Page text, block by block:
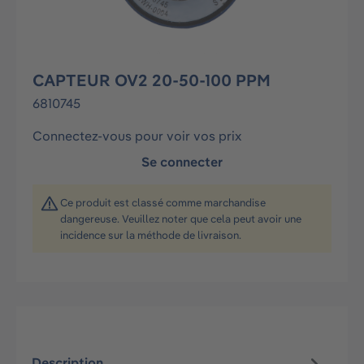
CAPTEUR OV2 20-50-100 PPM
6810745
Connectez-vous pour voir vos prix
Se connecter
Ce produit est classé comme marchandise
dangereuse. Veuillez noter que cela peut avoir une
incidence sur la méthode de livraison.